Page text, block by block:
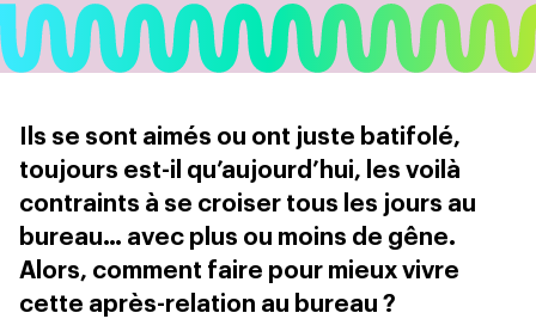
Ils se sont aimés ou ont juste batifolé,
toujours est-il qu’aujourd’hui, les voilà
contraints à se croiser tous les jours au
bureau… avec plus ou moins de gêne.
Alors, comment faire pour mieux vivre
cette après-relation au bureau ?